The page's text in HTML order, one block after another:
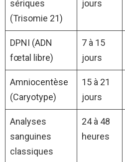
sériques
(Trisomie 21)
jours
DPNI (ADN
fœtal libre)
7 à 15
jours
Amniocentèse
(Caryotype)
15 à 21
jours
Analyses
sanguines
classiques
24 à 48
heures